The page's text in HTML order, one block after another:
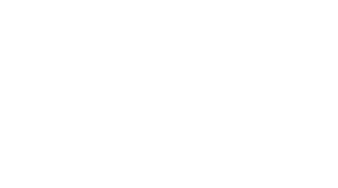
לחם מחבת שהוא שילוב של מופלטה